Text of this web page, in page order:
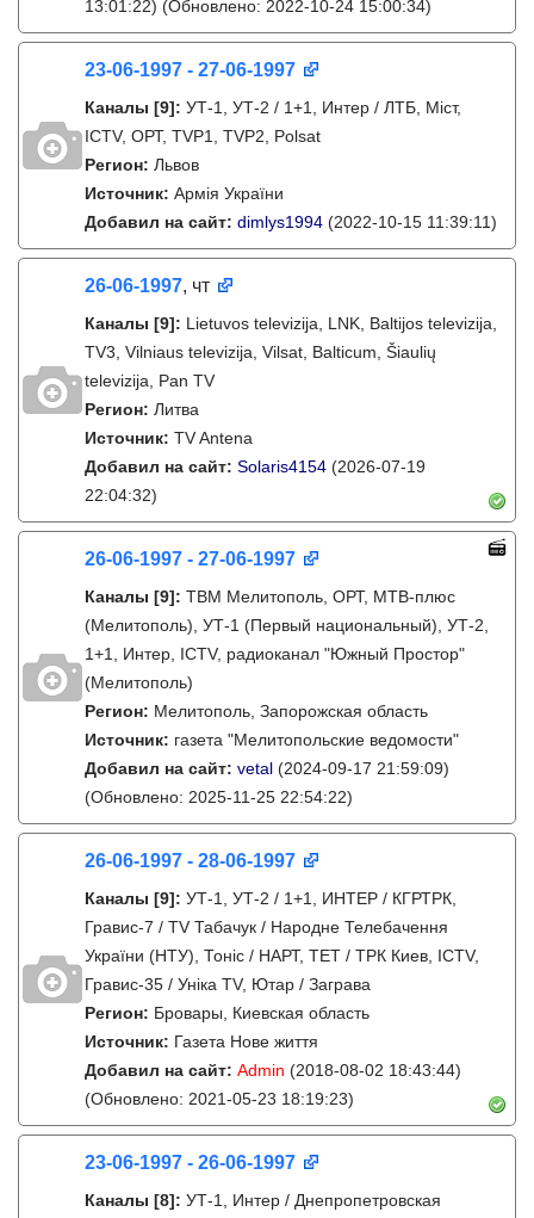
13:01:22) (Обновлено: 2022-10-24 15:00:34)
23-06-1997 - 27-06-1997
Каналы [9]: УТ-1, УТ-2 / 1+1, Интер / ЛТБ, Міст,
ICTV, ОРТ, TVP1, TVP2, Polsat
Регион: Львов
Источник: Армія України
Добавил на сайт: dimlys1994 (2022-10-15 11:39:11)
26-06-1997, чт
Каналы [9]: Lietuvos televizija, LNK, Baltijos televizija,
TV3, Vilniaus televizija, Vilsat, Balticum, Šiaulių
televizija, Pan TV
Регион: Литва
Источник: TV Antena
Добавил на сайт: Solaris4154 (2026-07-19
22:04:32)
26-06-1997 - 27-06-1997
Каналы [9]: ТВМ Мелитополь, ОРТ, МТВ-плюс
(Мелитополь), УТ-1 (Первый национальный), УТ-2,
1+1, Интер, ICTV, радиоканал "Южный Простор"
(Мелитополь)
Регион: Мелитополь, Запорожская область
Источник: газета "Мелитопольские ведомости"
Добавил на сайт: vetal (2024-09-17 21:59:09)
(Обновлено: 2025-11-25 22:54:22)
26-06-1997 - 28-06-1997
Каналы [9]: УТ-1, УТ-2 / 1+1, ИНТЕР / КГРТРК,
Гравис-7 / TV Табачук / Народне Телебачення
України (НТУ), Тонiс / НАРТ, ТЕТ / ТРК Киев, ICTV,
Гравис-35 / Унiка TV, Ютар / Заграва
Регион: Бровары, Киевская область
Источник: Газета Нове життя
Добавил на сайт: Admin (2018-08-02 18:43:44)
(Обновлено: 2021-05-23 18:19:23)
23-06-1997 - 26-06-1997
Каналы [8]: УТ-1, Интер / Днепропетровская